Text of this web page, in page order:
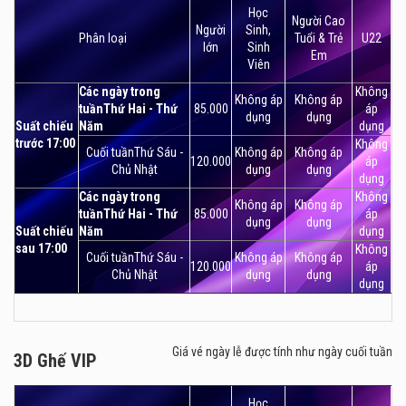
Phân loại
Người
lớn
Học
Sinh,
Sinh
Viên
Người Cao
Tuổi & Trẻ
Em
U22
Suất chiếu
trước 17:00
Các ngày trong
tuầnThứ Hai - Thứ
Năm
85.000
Không áp
dụng
Không áp
dụng
Không
áp
dụng
Cuối tuầnThứ Sáu -
Chủ Nhật
120.000
Không áp
dụng
Không áp
dụng
Không
áp
dụng
Suất chiếu
sau 17:00
Các ngày trong
tuầnThứ Hai - Thứ
Năm
85.000
Không áp
dụng
Không áp
dụng
Không
áp
dụng
Cuối tuầnThứ Sáu -
Chủ Nhật
120.000
Không áp
dụng
Không áp
dụng
Không
áp
dụng
3D Ghế VIP
Giá vé ngày lễ được tính như ngày cuối tuần
Học